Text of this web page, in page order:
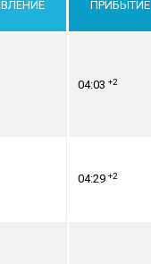
ПРИБЫТИЕ
04:03 +2
04:29 +2